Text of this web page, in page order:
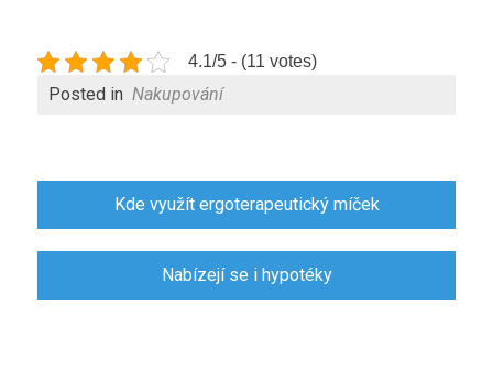
4.1/5 - (11 votes)
Posted in Nakupování
Kde využít ergoterapeutický míček
Nabízejí se i hypotéky